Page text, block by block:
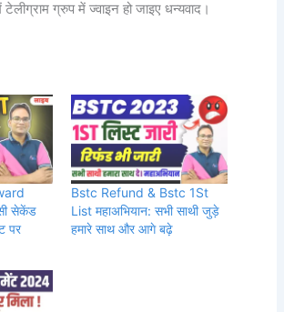
ग्रुप में ज्वाइन हो जाइए धन्यवाद।
सेकेंड
पर
Bstc Refund & Bstc 1St
List महाअभियान: सभी साथी जुड़े
हमारे साथ और आगे बढ़े